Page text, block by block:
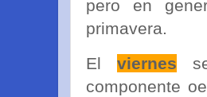
pero en
primavera.
Elviernes
componente